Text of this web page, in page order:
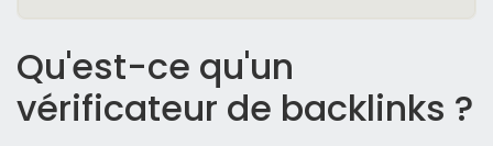
Qu'est-ce qu'un
vérificateur de backlinks ?